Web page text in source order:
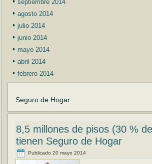
septiembre 2014
agosto 2014
julio 2014
junio 2014
mayo 2014
abril 2014
febrero 2014
Seguro de Hogar
8,5 millones de pisos (30 %
tienen Seguro de Hogar
Publicado 20 mayo 2014